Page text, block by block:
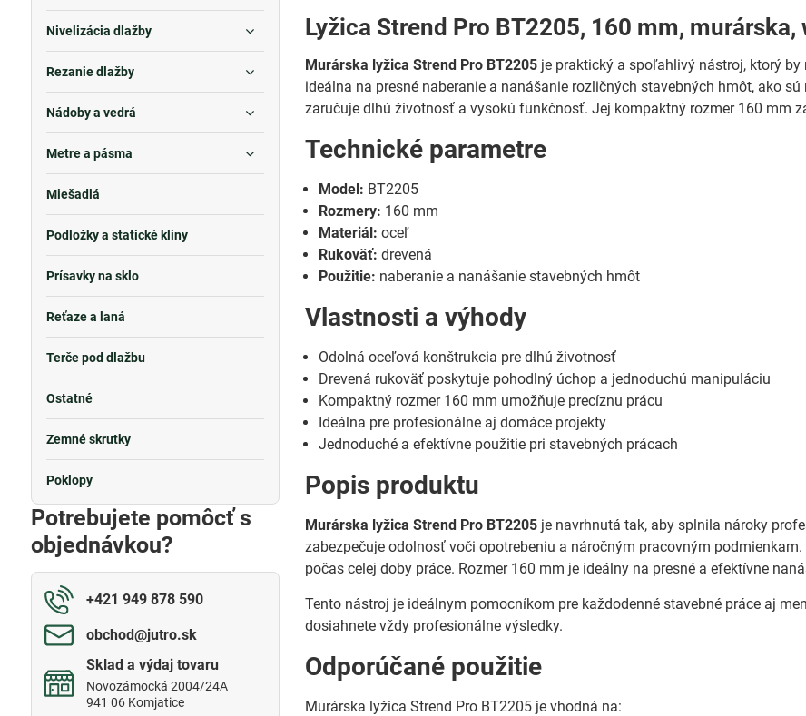
Lyžica Strend Pro BT2205, 160 mm, murárska,
Murárska lyžica Strend Pro BT2205 je praktický a spoľahlivý nástroj, ktorý
ideálna na presné naberanie a nanášanie rozličných stavebných hmôt, ako
zaručuje dlhú životnosť a vysokú funkčnosť. Jej kompaktný rozmer 160 mm
Technické parametre
Model: BT2205
Rozmery: 160 mm
Materiál: oceľ
Rukoväť: drevená
Použitie: naberanie a nanášanie stavebných hmôt
Vlastnosti a výhody
Odolná oceľová konštrukcia pre dlhú životnosť
Drevená rukoväť poskytuje pohodlný úchop a jednoduchú manipuláciu
Kompaktný rozmer 160 mm umožňuje precíznu prácu
Ideálna pre profesionálne aj domáce projekty
Jednoduché a efektívne použitie pri stavebných prácach
Popis produktu
Murárska lyžica Strend Pro BT2205 je navrhnutá tak, aby splnila nároky
zabezpečuje odolnosť voči opotrebeniu a náročným pracovným
počas celej doby práce. Rozmer 160 mm je ideálny na presné a efektívne
Tento nástroj je ideálnym pomocníkom pre každodenné stavebné práce aj
dosiahnete vždy profesionálne výsledky.
Odporúčané použitie
Murárska lyžica Strend Pro BT2205 je vhodná na:
Nivelizácia dlažby
Rezanie dlažby
Nádoby a vedrá
Metre a pásma
Miešadlá
Podložky a statické kliny
Prísavky na sklo
Reťaze a laná
Terče pod dlažbu
Ostatné
Zemné skrutky
Poklopy
Potrebujete pomôcť s
objednávkou?
+421 949 878 590
obchod​@jutro​.sk
Sklad a výdaj tovaru
Novozámocká 2004/24A
941 06 Komjatice